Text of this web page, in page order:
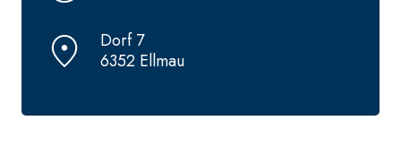
Dorf 7
6352 Ellmau